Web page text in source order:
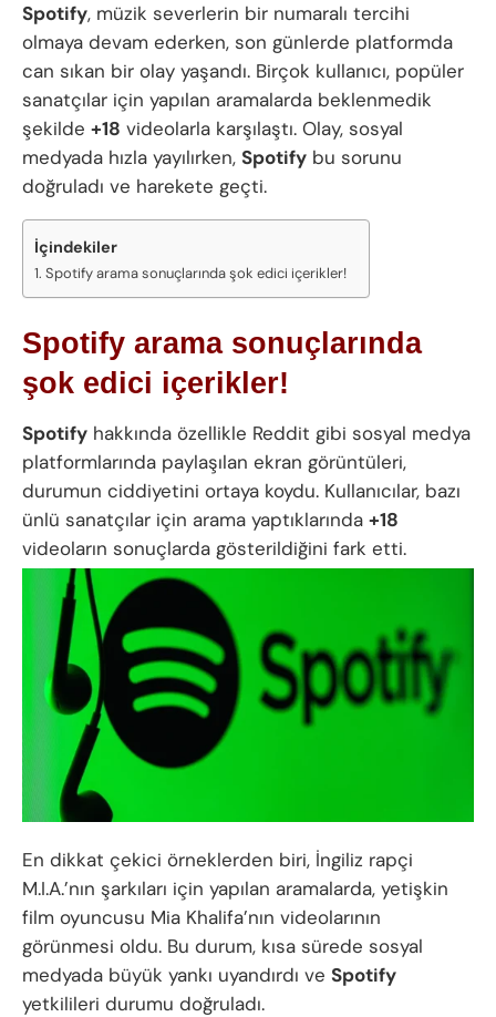
Spotify, müzik severlerin bir numaralı tercihi
olmaya devam ederken, son günlerde platformda
can sıkan bir olay yaşandı. Birçok kullanıcı, popüler
sanatçılar için yapılan aramalarda beklenmedik
şekilde +18 videolarla karşılaştı. Olay, sosyal
medyada hızla yayılırken, Spotify bu sorunu
doğruladı ve harekete geçti.
İçindekiler
Spotify arama sonuçlarında şok edici içerikler!
Spotify arama sonuçlarında
şok edici içerikler!
Spotify hakkında özellikle Reddit gibi sosyal medya
platformlarında paylaşılan ekran görüntüleri,
durumun ciddiyetini ortaya koydu. Kullanıcılar, bazı
ünlü sanatçılar için arama yaptıklarında +18
videoların sonuçlarda gösterildiğini fark etti.
En dikkat çekici örneklerden biri, İngiliz rapçi
M.I.A.’nın şarkıları için yapılan aramalarda, yetişkin
film oyuncusu Mia Khalifa’nın videolarının
görünmesi oldu. Bu durum, kısa sürede sosyal
medyada büyük yankı uyandırdı ve Spotify
yetkilileri durumu doğruladı.